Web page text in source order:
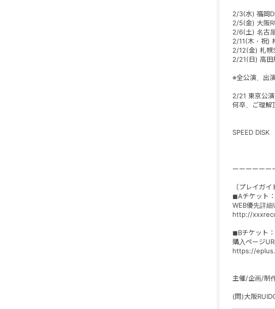
2/3(水) 福岡
2/5(金) 大阪
2/6(土) 名古
2/11(木・祝)
2/12(金) 札
2/21(日) 高
※全公演、出
2/21 東京公
何卒、ご理解
SPEED DISK
ーーーーーー
〔プレイガイ
◼︎Aチケット
WEB優先詳細
http://
◼︎Bチケット
購入ページ
https://
主催/企画/制
(問)大阪